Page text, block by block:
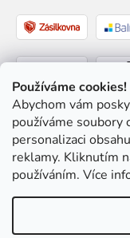
Používáme cookies!
Abychom vám
používáme soubory
personalizaci
reklamy. Kliknutím
používáním. Více
Způsoby platby: